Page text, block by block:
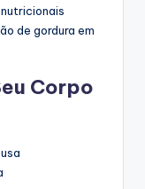
de gordura em
Corpo